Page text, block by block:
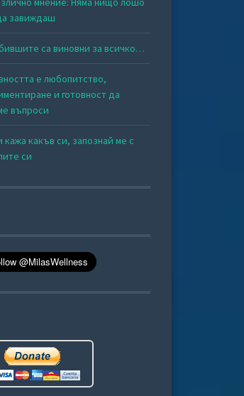
завиждаш
са виновни за всичко…
е любопитство,
и готовност да
въпроси
кажа какъв си, запознай ме с
си